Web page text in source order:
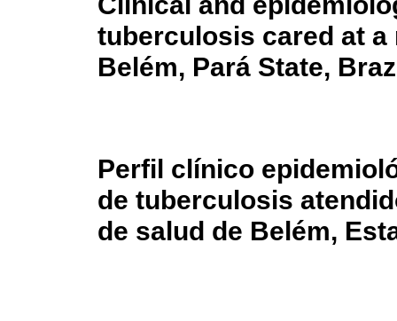
tuberculosis cared at
Belém, Pará State,
Perfil clínico
de tuberculosis
de salud de Belém,